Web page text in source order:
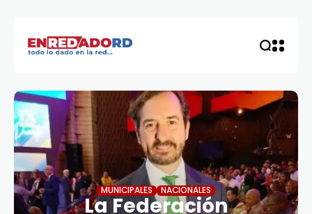
MUNICIPALES NACIONALES
La Federación